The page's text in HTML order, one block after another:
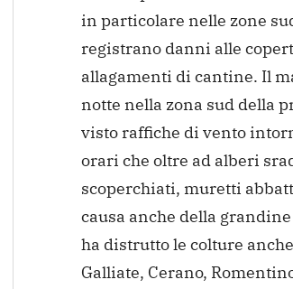
in particolare nelle zone
registrano danni alle
allagamenti di cantine. Il
notte nella zona sud della
visto raffiche di vento
orari che oltre ad alberi
scoperchiati, muretti
causa anche della
ha distrutto le colture
Galliate, Cerano,